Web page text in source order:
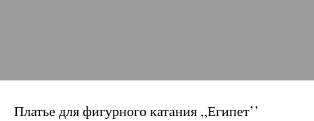
Платье для фигурного катания ,,Египет’’